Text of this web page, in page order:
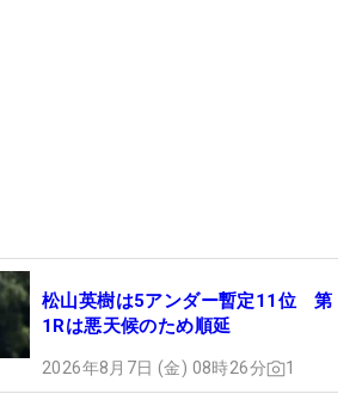
松山英樹は5アンダー暫定11位 第
1Rは悪天候のため順延
2026年8月7日 (金) 08時26分 1